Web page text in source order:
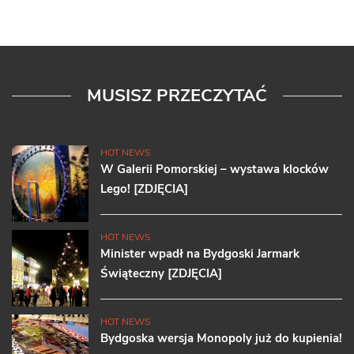
MUSISZ PRZECZYTAĆ
HOT NEWS
W Galerii Pomorskiej – wystawa klocków
Lego! [ZDJĘCIA]
HOT NEWS
Minister wpadł na Bydgoski Jarmark
Świąteczny [ZDJĘCIA]
HOT NEWS
Bydgoska wersja Monopoly już do kupienia!